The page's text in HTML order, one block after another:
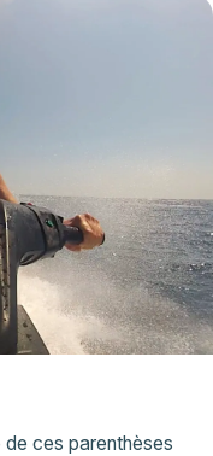
ces parenthèses